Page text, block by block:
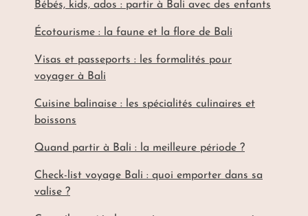
Bébés, kids, ados : partir à Bali avec des enfants
Écotourisme : la faune et la flore de Bali
Visas et passeports : les formalités pour
voyager à Bali
Cuisine balinaise : les spécialités culinaires et
boissons
Quand partir à Bali : la meilleure période ?
Check-list voyage Bali : quoi emporter dans sa
valise ?